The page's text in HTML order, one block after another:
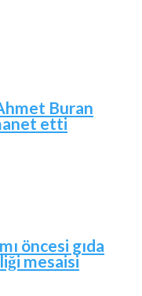
Buran
etti
öncesi gıda
mesaisi